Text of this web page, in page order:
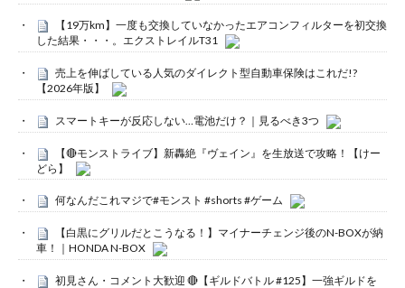
【19万km】一度も交換していなかったエアコンフィルターを初交換
した結果・・・。エクストレイルT31
売上を伸ばしている人気のダイレクト型自動車保険はこれだ!?
【2026年版】
スマートキーが反応しない…電池だけ？｜見るべき3つ
【🔴モンストライブ】新轟絶『ヴェイン』を生放送で攻略！【けー
どら】
何なんだこれマジで#モンスト #shorts #ゲーム
【白黒にグリルだとこうなる！】マイナーチェンジ後のN-BOXが納
車！｜HONDA N-BOX
初見さん・コメント大歓迎 🔴【ギルドバトル #125】一強ギルドを